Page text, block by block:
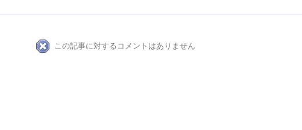
この記事に対するコメントはありません